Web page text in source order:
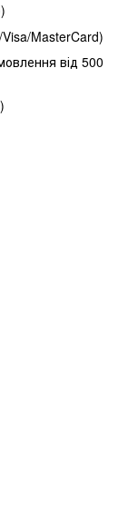
MasterCard)
від 500